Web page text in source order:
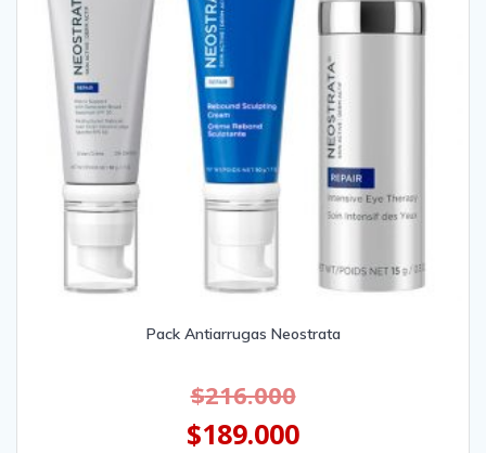
Pack Antiarrugas Neostrata
$216.000
$189.000